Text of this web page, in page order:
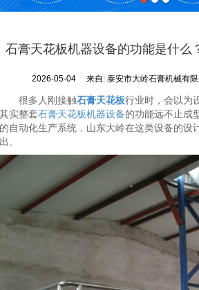
石膏天花板机器设备的功能是什么
2026-05-04 来自: 泰安市大岭石膏机械有限
很多人刚接触石膏天花板行业时，会以为
其实整套石膏天花板机器设备的功能远不止成
的自动化生产系统，山东大岭在这类设备的设
出。